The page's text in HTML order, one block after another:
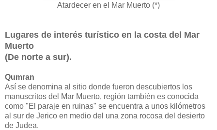
Atardecer en el Mar Muerto (*)
Lugares de interés turístico en la costa del Mar
Muerto
(De norte a sur).
Qumran
Así se denomina al sitio donde fueron descubiertos los
manuscritos del Mar Muerto, región también es conocida
como "El paraje en ruinas" se encuentra a unos kilómetros
al sur de Jerico en medio del una zona rocosa del desierto
de Judea.